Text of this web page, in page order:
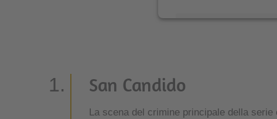
San Candido
La scena del crimine principale della